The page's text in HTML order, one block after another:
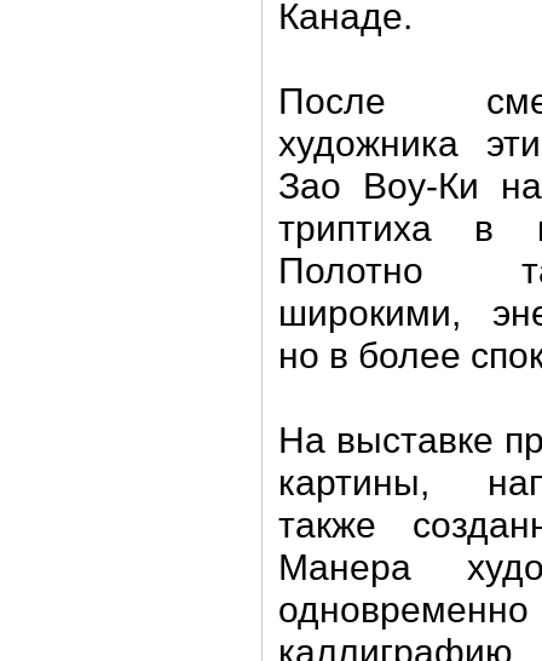
Канаде.
После
художника
Зао Воу-Ки
триптиха в
Полотно
широкими,
но в более
На выставке
картины,
также
Манера